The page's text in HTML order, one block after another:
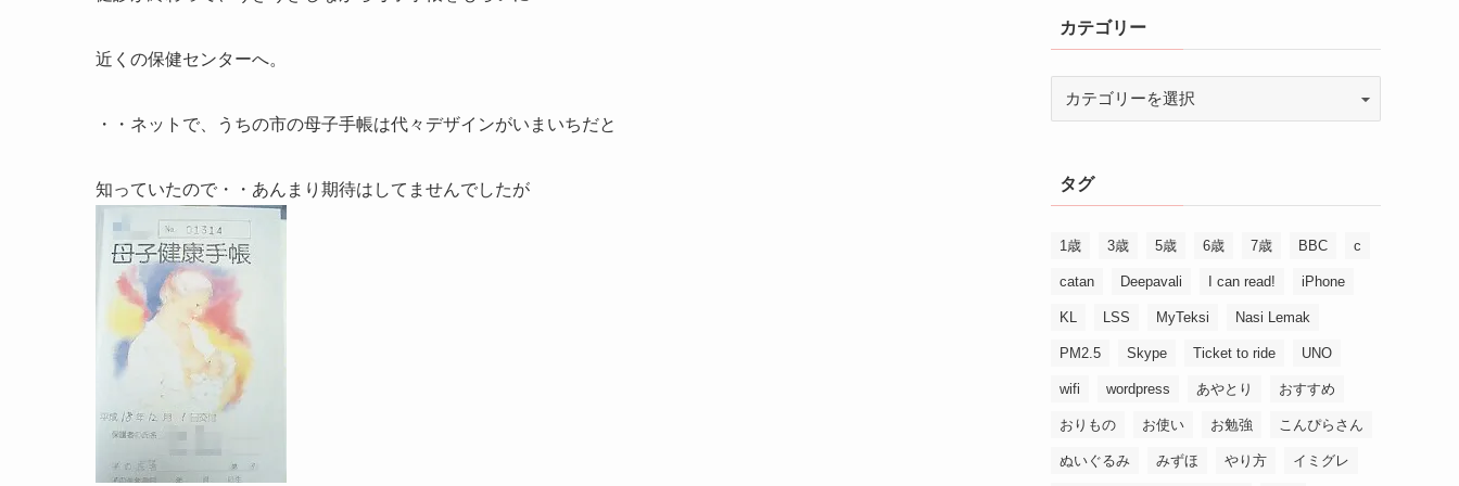
近くの保健センターへ。
・・ネットで、うちの市の母子手帳は代々デザインがいまいちだと
知っていたので・・あんまり期待はしてませんでしたが
カテゴリー
タグ
1歳 3歳 5歳 6歳 7歳 BBC c
catan Deepavali I can read! iPhone
KL LSS MyTeksi Nasi Lemak
PM2.5 Skype Ticket to ride UNO
wifi wordpress あやとり おすすめ
おりもの お使い お勉強 こんぴらさん
ぬいぐるみ みずほ やり方 イミグレ